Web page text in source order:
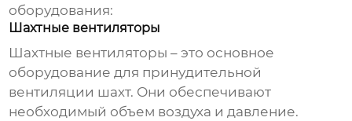
оборудования:
Шахтные вентиляторы
Шахтные вентиляторы – это основное
оборудование для принудительной
вентиляции шахт. Они обеспечивают
необходимый объем воздуха и давление.